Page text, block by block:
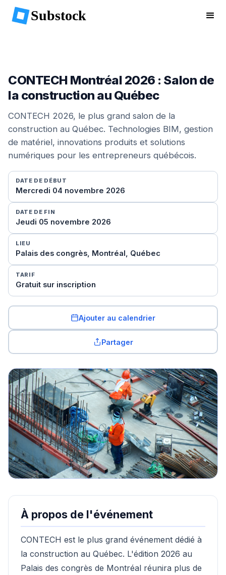
Substock
CONTECH Montréal 2026 : Salon de
la construction au Québec
CONTECH 2026, le plus grand salon de la
construction au Québec. Technologies BIM, gestion
de matériel, innovations produits et solutions
numériques pour les entrepreneurs québécois.
DATE DE DÉBUT
Mercredi 04 novembre 2026
DATE DE FIN
Jeudi 05 novembre 2026
LIEU
Palais des congrès, Montréal, Québec
TARIF
Gratuit sur inscription
Ajouter au calendrier
Partager
À propos de l'événement
CONTECH est le plus grand événement dédié à
la construction au Québec. L'édition 2026 au
Palais des congrès de Montréal réunira plus de